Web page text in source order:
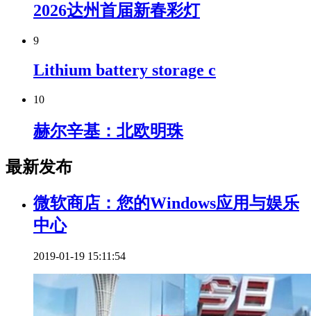
2026达州首届新春彩灯
9
Lithium battery storage c
10
赫尔辛基：北欧明珠
最新发布
微软商店：您的Windows应用与娱乐
中心
2019-01-19 15:11:54